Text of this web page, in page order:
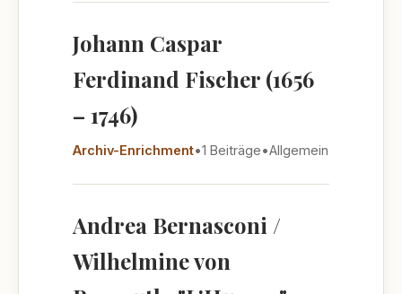
Johann Caspar
Ferdinand Fischer (1656
– 1746)
Archiv-Enrichment•1 Beiträge•Allgemein
Andrea Bernasconi /
Wilhelmine von